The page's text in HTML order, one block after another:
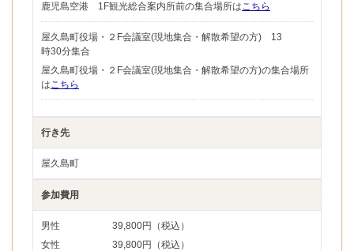
鹿児島空港 1F観光総合案内所前の集合場所はこちら
屋久島町役場・２F会議室(現地集合・解散希望の方) 13
時30分集合
屋久島町役場・２F会議室(現地集合・解散希望の方)の集合場所
はこちら
行き先
屋久島町
参加費用
男性
39,800円（税込）
女性
39,800円（税込）